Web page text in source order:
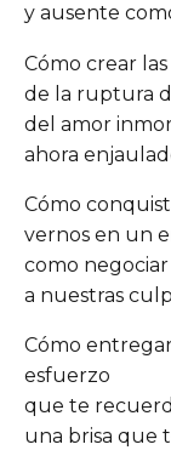
y ausente
Cómo crear
de la ruptura
del amor
ahora
Cómo
vernos en un
como
a nuestras
Cómo
esfuerzo
que te
una brisa que